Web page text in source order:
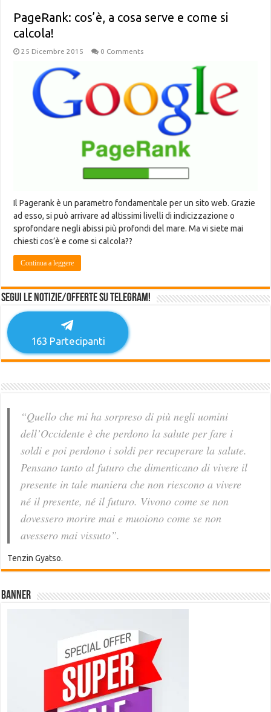
PageRank: cos’è, a cosa serve e come si
calcola!
25 Dicembre 2015 0 Comments
Il Pagerank è un parametro fondamentale per un sito web. Grazie
ad esso, si può arrivare ad altissimi livelli di indicizzazione o
sprofondare negli abissi più profondi del mare. Ma vi siete mai
chiesti cos’è e come si calcola??
Continua a leggere
Segui le notizie/offerte su Telegram!
163 Partecipanti
“Quello che mi ha sorpreso di più negli uomini
dell’Occidente è che perdono la salute per fare i
soldi e poi perdono i soldi per recuperare la salute.
Pensano tanto al futuro che dimenticano di vivere il
presente in tale maniera che non riescono a vivere
né il presente, né il futuro. Vivono come se non
dovessero morire mai e muoiono come se non
avessero mai vissuto”.
Tenzin Gyatso.
Banner